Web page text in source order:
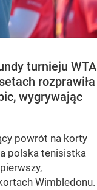
turnieju WTA
rozprawiła
wygrywając
powrót na korty
polska tenisistka
Wimbledonu.